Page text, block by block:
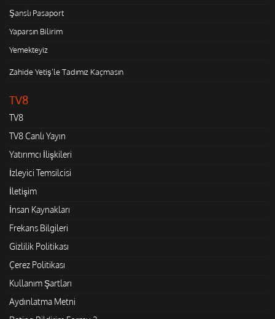
Şanslı Pasaport
Yaparsın Bilirim
Yemekteyiz
Zahide Yetiş'le Tadımız Kaçmasın
TV8
TV8
TV8 Canlı Yayın
Yatırımcı İlişkileri
İzleyici Temsilcisi
İletişim
İnsan Kaynakları
Frekans Bilgileri
Gizlilik Politikası
Çerez Politikası
Kullanım Şartları
Aydınlatma Metni